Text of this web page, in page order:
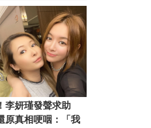
李妍瑾發聲求助
原真相哽咽：「我